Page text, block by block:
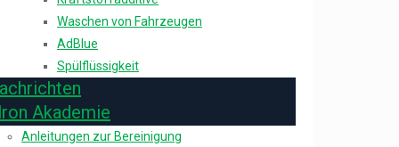
Waschen von Fahrzeugen
AdBlue
Spülflüssigkeit
Akademie
Anleitungen zur Bereinigung